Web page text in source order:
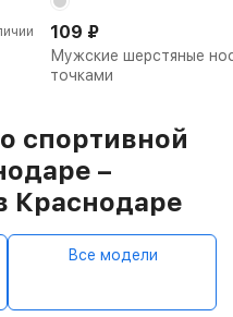
Мужские шерстяные
точками
109 ₽
спортивной
–
Краснодаре
Все модели